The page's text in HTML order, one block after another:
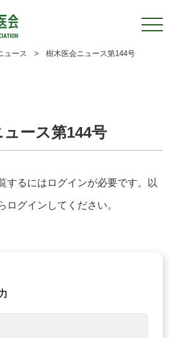
ュース > 樹木医会ニュース第144号
ース第144号
するにはログインが必要です。以
ログインしてください。